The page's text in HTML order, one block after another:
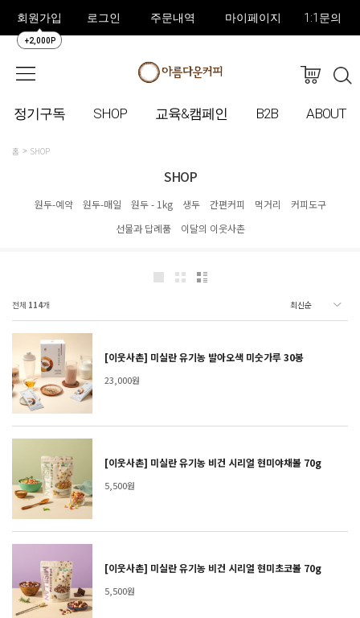
회원가입
+2,000P
로그인 주문내역 마이페이지 1:1문의
정기구독 SHOP 교육&캠페인 B2B ABOUT
홈 SHOP
SHOP
원두-예약 원두-매일 원두 - 1kg 생두 간편커피 먹거리
커피도구
선물과 답례품
이달의 이웃사촌
전체 114개
[이웃사촌] 미실란 유기농 발아오색 미숫가루 30봉
23,000원
[이웃사촌] 미실란 유기농 비건 시리얼 현미야채볼 70g
5,500원
[이웃사촌] 미실란 유기농 비건 시리얼 현미초코볼 70g
5,500원